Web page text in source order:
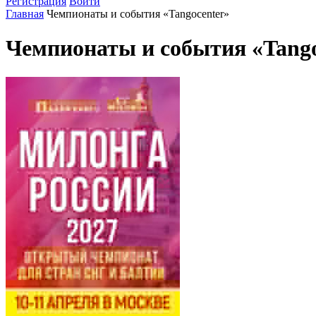
Главная Чемпионаты и события «Tangocenter»
Чемпионаты и события